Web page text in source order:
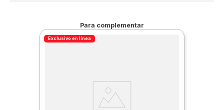
Para complementar
Exclusivo en línea